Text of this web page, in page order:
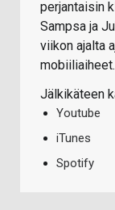
perjantaisin
Sampsa ja
viikon ajalta
mobiiliaiheet.
Jälkikäteen
Youtube
iTunes
Spotify